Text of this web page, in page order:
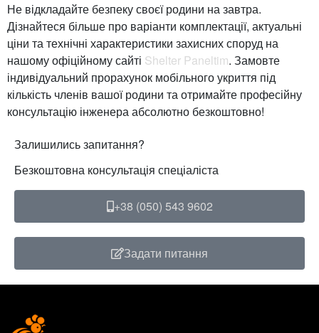
Не відкладайте безпеку своєї родини на завтра.
Дізнайтеся більше про варіанти комплектації, актуальні
ціни та технічні характеристики захисних споруд на
нашому офіційному сайті Shelter Paneltim. Замовте
індивідуальний прорахунок мобільного укриття під
кількість членів вашої родини та отримайте професійну
консультацію інженера абсолютно безкоштовно!
Залишились запитання?
Безкоштовна консультація спеціаліста
+38 (050) 543 9602
Задати питання